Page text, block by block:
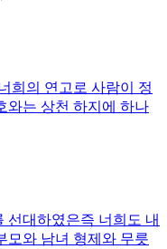
희의 연고로 사람이 정
와는 상천 하지에 하나
선대하였은즉 너희도 내
모와 남녀 형제와 무릇